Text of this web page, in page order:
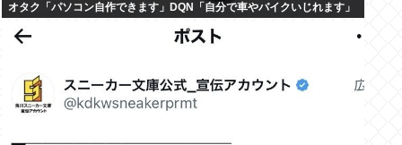
オタク「パソコン自作できます」DQN「自分で車やバイクいじれます」